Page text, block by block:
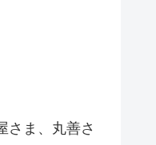
さま、丸善さ